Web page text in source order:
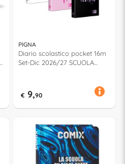
PIGNA
Diario scolastico pocket 16m
Set-Dic 2026/27 SCUOLA
€ 9,90